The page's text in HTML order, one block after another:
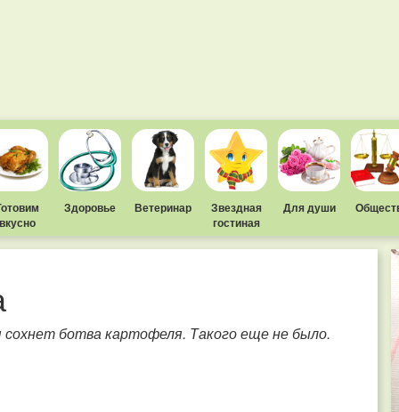
Здоровье Ветеринар
Звездная
гостиная
Для души
ботва картофеля. Такого еще не было.